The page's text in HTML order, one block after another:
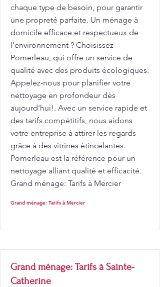
chaque type de besoin, pour garantir
une propreté parfaite. Un ménage à
domicile efficace et respectueux de
l'environnement ? Choisissez
Pomerleau, qui offre un service de
qualité avec des produits écologiques.
Appelez-nous pour planifier votre
nettoyage en profondeur dès
aujourd'hui!. Avec un service rapide et
des tarifs compétitifs, nous aidons
votre entreprise à attirer les regards
grâce à des vitrines étincelantes.
Pomerleau est la référence pour un
nettoyage alliant qualité et efficacité.
Grand ménage: Tarifs à Mercier
Grand ménage: Tarifs à Mercier
Grand ménage: Tarifs à Sainte-
Catherine